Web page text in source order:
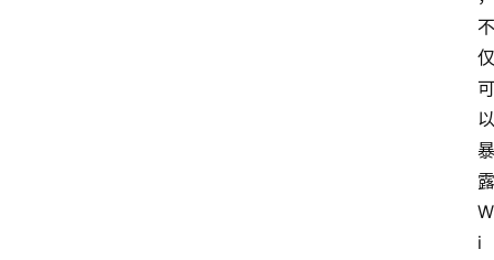
不
仅
可
以
暴
露
W
i